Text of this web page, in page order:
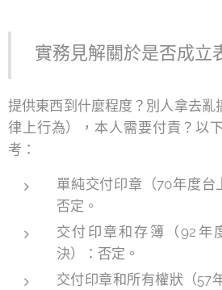
實務見解關於是否成立
提供東西到什麼程度？別人拿去亂
律上行為），本人需要付責？以
考：
單純交付印章（70年度台
否定。
交付印章和存簿（92年
決）：否定。
交付印章和所有權狀（57